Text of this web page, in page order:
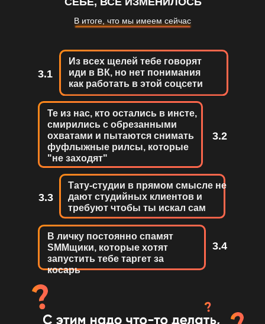
В итоге, что мы имеем сейчас
Тату-студии в прямом смысле не
дают студийных клиентов и
требуют чтобы ты искал сам
Из всех щелей тебе говорят
иди в ВК, но нет понимания
как работать в этой соцсети
В личку постоянно спамят
SMMщики, которые хотят
запустить тебе таргет за
косарь
Те из нас, кто остались в инсте,
смирились с обрезанными
охватами и пытаются снимать
фуфлыжные рилсы, которые
"не заходят"
3.1
3.2
3.3
3.4